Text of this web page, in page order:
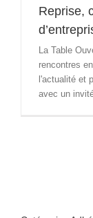
Reprise,
La Table
rencontres
l'actualité et
avec un